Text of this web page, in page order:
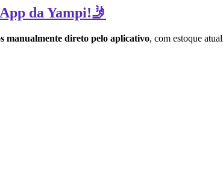
da Yampi!🤳
manualmente direto pelo aplicativo, com estoque